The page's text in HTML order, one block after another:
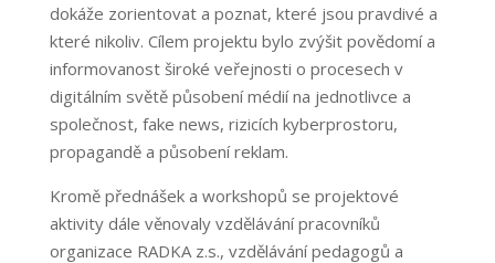
dokáže zorientovat a poznat, které jsou pravdivé a
které nikoliv. Cílem projektu bylo zvýšit povědomí a
informovanost široké veřejnosti o procesech v
digitálním světě působení médií na jednotlivce a
společnost, fake news, rizicích kyberprostoru,
propagandě a působení reklam.
Kromě přednášek a workshopů se projektové
aktivity dále věnovaly vzdělávání pracovníků
organizace RADKA z.s., vzdělávání pedagogů a